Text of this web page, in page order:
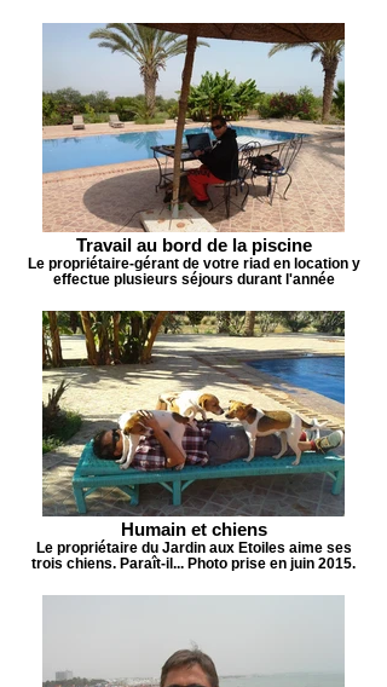
Travail au bord de la piscine
Le propriétaire-gérant de votre riad en location y
effectue plusieurs séjours durant l'année
Humain et chiens
Le propriétaire du Jardin aux Etoiles aime ses
trois chiens. Paraît-il... Photo prise en juin 2015.